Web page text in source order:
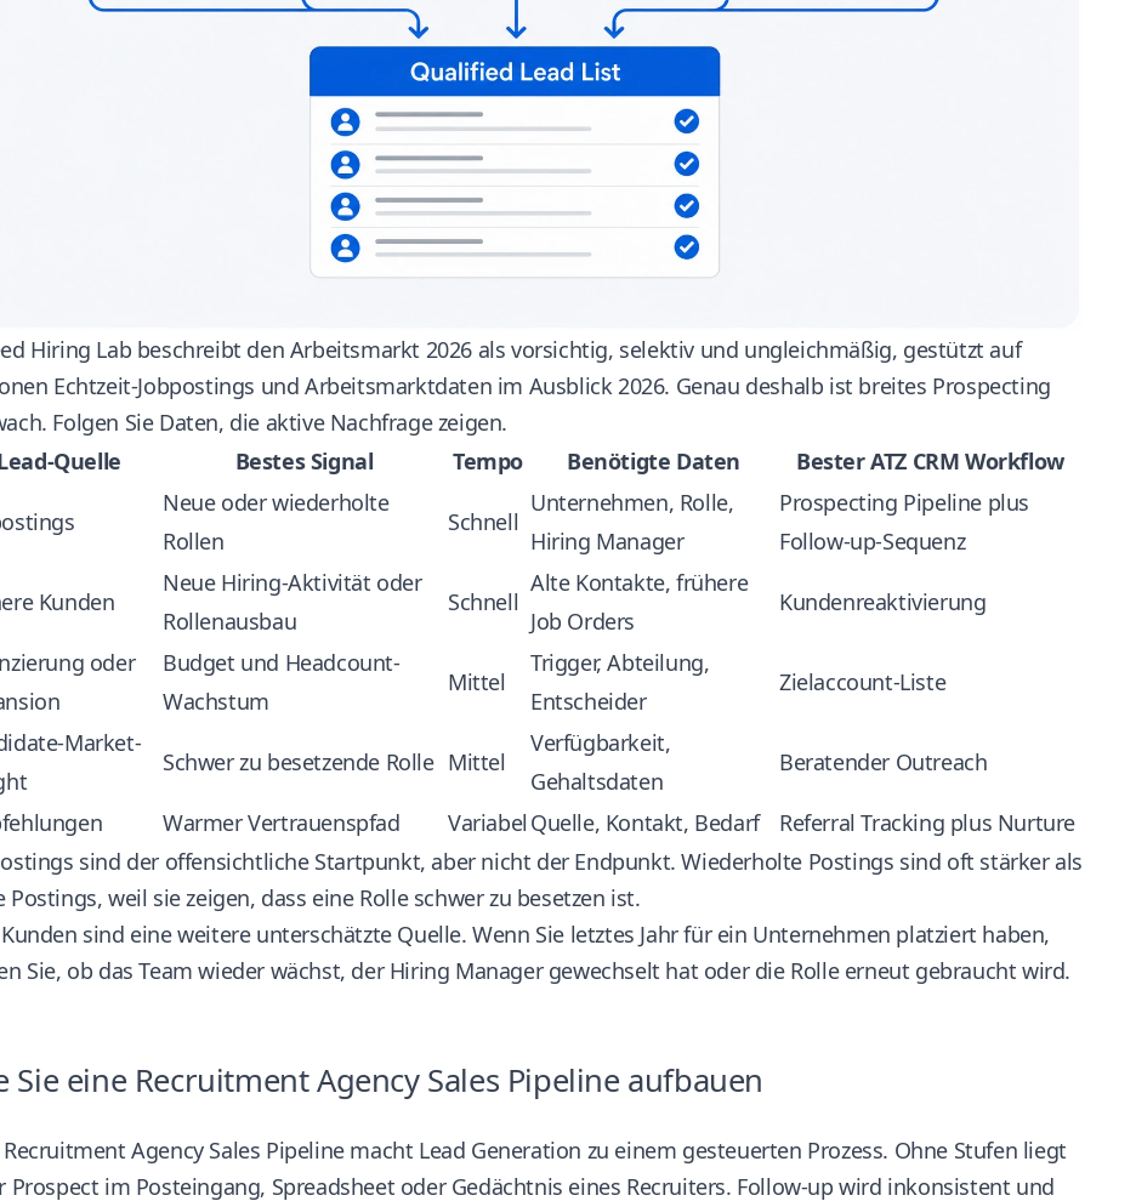
Hiring Lab beschreibt den Arbeitsmarkt 2026 als vorsichtig, selektiv und ungleichmäßig, gestützt auf
Echtzeit-Jobpostings und Arbeitsmarktdaten im Ausblick 2026. Genau deshalb ist breites Prospecting
Folgen Sie Daten, die aktive Nachfrage zeigen.
Quelle
Bestes Signal Tempo Benötigte Daten Bester ATZ CRM Workflow
Neue oder wiederholte
Rollen
Schnell
Unternehmen, Rolle,
Hiring Manager
Prospecting Pipeline plus
Follow-up-Sequenz
Kunden
Neue Hiring-Aktivität oder
Rollenausbau
Schnell
Alte Kontakte, frühere
Job Orders
Kundenreaktivierung
oder
Budget und Headcount-
Wachstum
Mittel
Trigger, Abteilung,
Entscheider
Zielaccount-Liste
Market-
Schwer zu besetzende Rolle Mittel
Verfügbarkeit,
Gehaltsdaten
Beratender Outreach
Warmer Vertrauenspfad Variabel Quelle, Kontakt, Bedarf
Referral Tracking plus Nurture
sind der offensichtliche Startpunkt, aber nicht der Endpunkt. Wiederholte Postings sind oft stärker als
Postings, weil sie zeigen, dass eine Rolle schwer zu besetzen ist.
sind eine weitere unterschätzte Quelle. Wenn Sie letztes Jahr für ein Unternehmen platziert haben,
Sie, ob das Team wieder wächst, der Hiring Manager gewechselt hat oder die Rolle erneut gebraucht wird.
Sie eine Recruitment Agency Sales Pipeline aufbauen
Recruitment Agency Sales Pipeline macht Lead Generation zu einem gesteuerten Prozess. Ohne Stufen liegt
Prospect im Posteingang, Spreadsheet oder Gedächtnis eines Recruiters. Follow-up wird inkonsistent und